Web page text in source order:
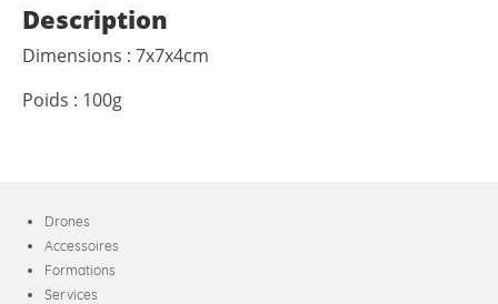
Description
Dimensions : 7x7x4cm
Poids : 100g
Drones
Accessoires
Formations
Services